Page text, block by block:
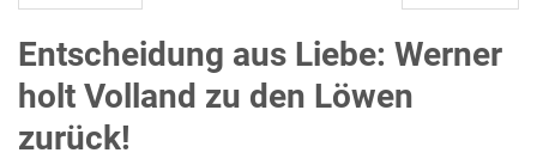
Entscheidung aus Liebe: Werner
holt Volland zu den Löwen
zurück!